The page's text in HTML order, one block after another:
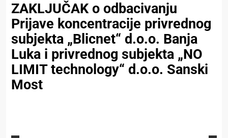
ZAKLJUČAK o odbacivanju
Prijave koncentracije privrednog
subjekta „Blicnet“ d.o.o. Banja
Luka i privrednog subjekta „NO
LIMIT technology“ d.o.o. Sanski
Most